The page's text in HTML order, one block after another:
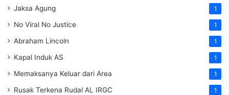
Jaksa Agung 1
No Viral No Justice 1
Abraham Lincoln 1
Kapal Induk AS 1
Memaksanya Keluar dari Area 1
Rusak Terkena Rudal AL IRGC 1